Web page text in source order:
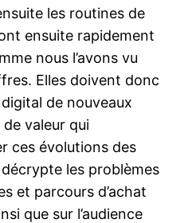
les routines de
ensuite rapidement
nous l’avons vu
Elles doivent donc
de nouveaux
valeur qui
ces évolutions des
décrypte les problèmes
et parcours d’achat
que sur l’audience